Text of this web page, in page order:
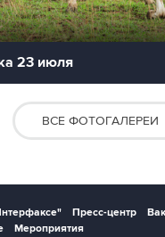
23 июля
ВСЕ ФОТОГАЛЕРЕИ
Пресс-центр
Мероприятия